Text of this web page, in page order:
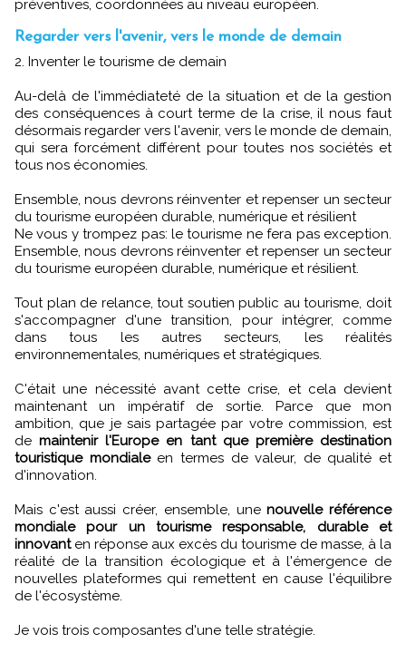
préventives, coordonnées au niveau européen.
Regarder vers l'avenir, vers le monde de demain
2. Inventer le tourisme de demain
Au-delà de l'immédiateté de la situation et de la gestion
des conséquences à court terme de la crise, il nous faut
désormais regarder vers l'avenir, vers le monde de demain,
qui sera forcément différent pour toutes nos sociétés et
tous nos économies.
Ensemble, nous devrons réinventer et repenser un secteur
du tourisme européen durable, numérique et résilient
Ne vous y trompez pas: le tourisme ne fera pas exception.
Ensemble, nous devrons réinventer et repenser un secteur
du tourisme européen durable, numérique et résilient.
Tout plan de relance, tout soutien public au tourisme, doit
s'accompagner d'une transition, pour intégrer, comme
dans tous les autres secteurs, les réalités
environnementales, numériques et stratégiques.
C'était une nécessité avant cette crise, et cela devient
maintenant un impératif de sortie. Parce que mon
ambition, que je sais partagée par votre commission, est
demaintenir l'Europe en tant que première destination
touristique mondialeen termes de valeur, de qualité et
d'innovation.
Mais c'est aussi créer, ensemble, unenouvelle référence
mondiale pour un tourisme responsable, durable et
innovant en réponse aux excès du tourisme de masse, à la
réalité de la transition écologique et à l'émergence de
nouvelles plateformes qui remettent en cause l'équilibre
de l'écosystème.
Je vois trois composantes d'une telle stratégie.